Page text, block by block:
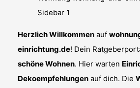
Herzlich Willkommen auf
einrichtung.de! Dein
schöne Wohnen. Hier warten
Dekoempfehlungen auf dich. Die